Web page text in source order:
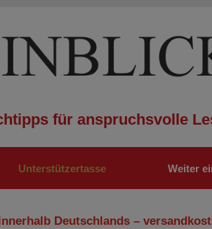
für anspruchsvolle
Unterstützertasse Weiter
Deutschlands –